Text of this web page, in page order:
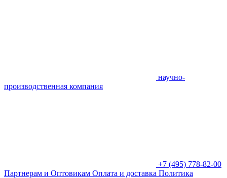
научно-
производственная компания
+7 (495) 778-82-00
Партнерам и Оптовикам Оплата и доставка Политика